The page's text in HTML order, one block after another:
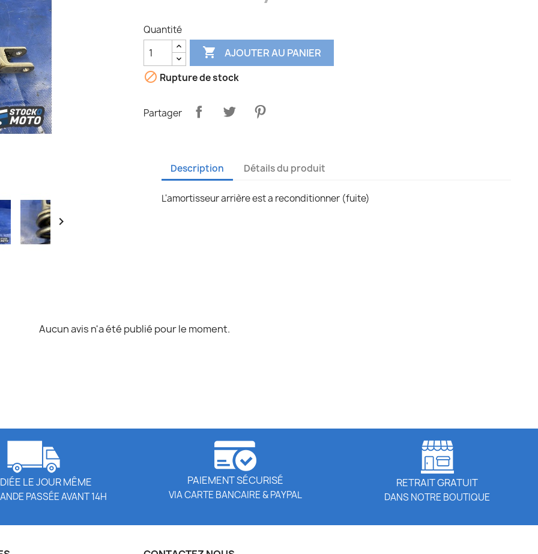

Quantité
 AJOUTER AU PANIER
 Rupture de stock
Partager
Description Détails du produit
L'amortisseur arrière est a reconditionner (fuite)
Aucun avis n'a été publié pour le moment.
LE JOUR MÊME
PASSÉE AVANT 14H
PAIEMENT SÉCURISÉ
VIA CARTE BANCAIRE & PAYPAL
RETRAIT GRATUIT
DANS NOTRE BOUTIQUE